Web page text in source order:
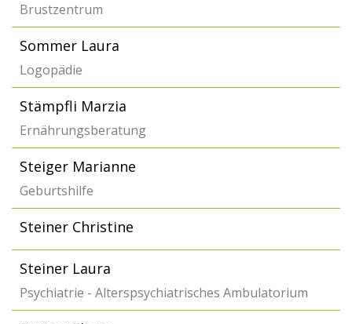
Brustzentrum
Sommer Laura
Logopädie
Stämpfli Marzia
Ernährungsberatung
Steiger Marianne
Geburtshilfe
Steiner Christine
Steiner Laura
Psychiatrie - Alterspsychiatrisches Ambulatorium